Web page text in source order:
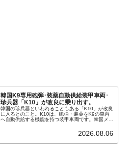
韓国K9専用砲弾･装薬自動供給装甲車両･
珍兵器「K10」が改良に乗り出す。
韓国の珍兵器といわれることもある「K10」が改良
に入るとのこと。K10は、砲弾・装薬をK9の車内
へ自動供給する機能を持つ装甲車両です。韓国メデ
から以下に一部を引きます。2005年に初めて...
2026.08.06